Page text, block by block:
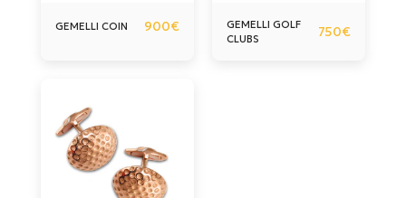
GEMELLI COIN 900€
GEMELLI GOLF
CLUBS
750€